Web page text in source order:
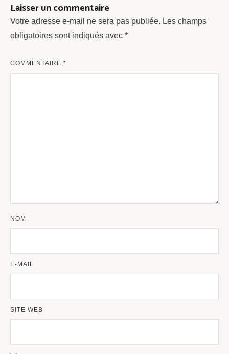
Laisser un commentaire
Votre adresse e-mail ne sera pas publiée. Les champs
obligatoires sont indiqués avec *
COMMENTAIRE *
NOM
E-MAIL
SITE WEB